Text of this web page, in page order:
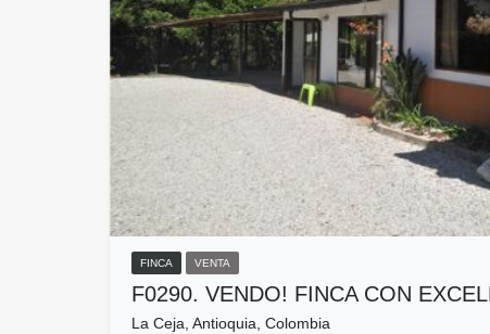
FINCA VENTA
F0290. VENDO! FINCA CON
La Ceja, Antioquia, Colombia